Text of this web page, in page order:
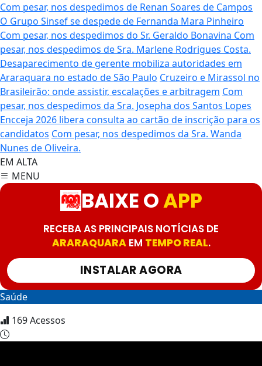
Com pesar, nos despedimos de Renan Soares de Campos
O Grupo Sinsef se despede de Fernanda Mara Pinheiro
Com pesar, nos despedimos do Sr. Geraldo Bonavina Com
pesar, nos despedimos de Sra. Marlene Rodrigues Costa.
Desaparecimento de gerente mobiliza autoridades em
Araraquara no estado de São Paulo Cruzeiro e Mirassol no
Brasileirão: onde assistir, escalações e arbitragem Com
pesar, nos despedimos da Sra. Josepha dos Santos Lopes
Encceja 2026 libera consulta ao cartão de inscrição para os
candidatos Com pesar, nos despedimos da Sra. Wanda
Nunes de Oliveira.
EM ALTA
MENU
BAIXE OAPP
RECEBA AS PRINCIPAIS NOTÍCIAS DE
ARARAQUARAEM TEMPO REAL.
INSTALAR AGORA
Saúde
169Acessos